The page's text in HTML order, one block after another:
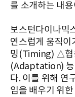
를 소개하는 내
보스턴다이나믹
연스럽게 움직
밍(Timing) △
(Adaptation) 능
다. 이를 위해 연
임을 배우기 위